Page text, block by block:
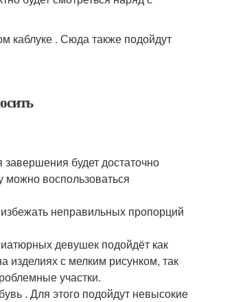
каблуке . Сюда также подойдут
будет достаточно
воспользоваться
неправильных пропорций
девушек подойдёт как
с мелким рисунком, так
участки.
. Для этого подойдут невысокие